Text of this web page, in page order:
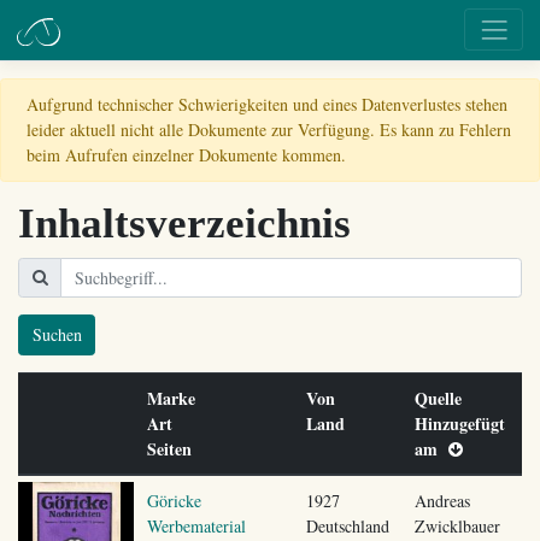
Aufgrund technischer Schwierigkeiten und eines Datenverlustes stehen
leider aktuell nicht alle Dokumente zur Verfügung. Es kann zu Fehlern
beim Aufrufen einzelner Dokumente kommen.
Inhaltsverzeichnis
Suchen
Marke
Art
Seiten
Von
Land
Quelle
Hinzugefügt
am
Göricke
Werbematerial
1927
Deutschland
Andreas
Zwicklbauer